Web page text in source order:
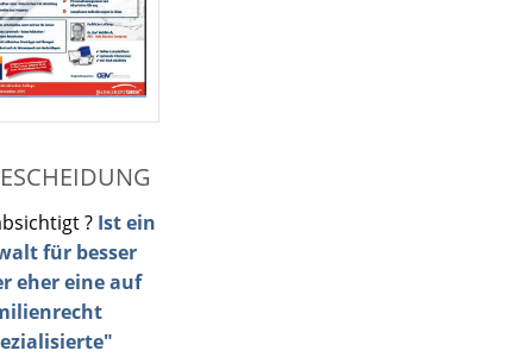
? Ist ein
für besser
eher eine auf